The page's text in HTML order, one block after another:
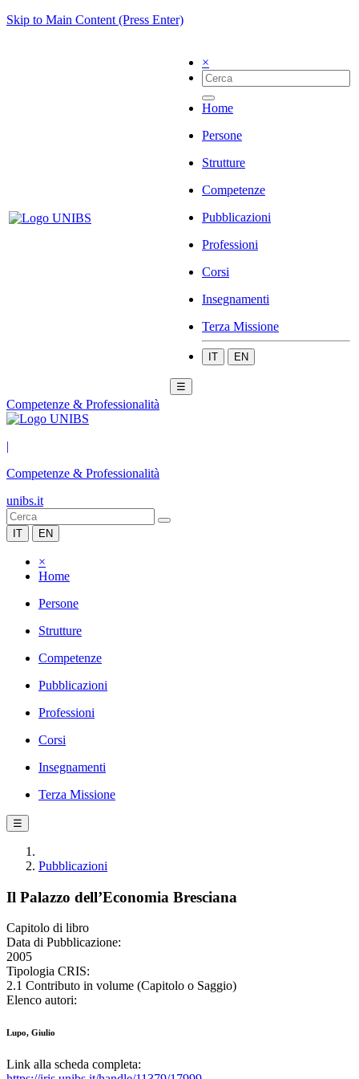
Skip to Main Content (Press Enter)
×
Home
Persone
Strutture
Competenze
Pubblicazioni
Professioni
Corsi
Insegnamenti
Terza Missione
IT EN
☰
Competenze & Professionalità
|
Competenze & Professionalità
unibs.it
IT EN
×
Home
Persone
Strutture
Competenze
Pubblicazioni
Professioni
Corsi
Insegnamenti
Terza Missione
☰
Pubblicazioni
Il Palazzo dell’Economia Bresciana
Capitolo di libro
Data di Pubblicazione:
2005
Tipologia CRIS:
2.1 Contributo in volume (Capitolo o Saggio)
Elenco autori:
Lupo, Giulio
Link alla scheda completa: